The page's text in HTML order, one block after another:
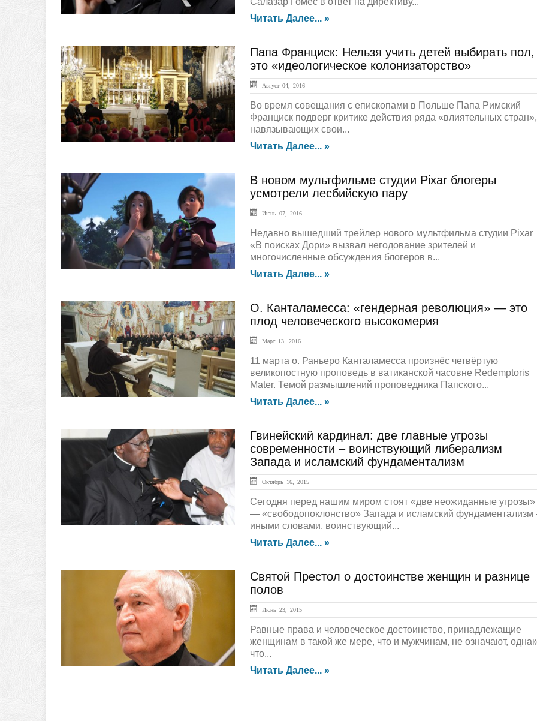
Читать Далее... »
ГЛАВНАЯ
Папа Франциск: Нельзя учить детей выбирать пол,
это «идеологическое колонизаторство»
Август 04, 2016
Во время совещания с епископами в Польше Папа Римский
Франциск подверг критике действия ряда «влиятельных стран»,
навязывающих свои...
Читать Далее... »
Обзор СМИ
В новом мультфильме студии Pixar блогеры
усмотрели лесбийскую пару
Июнь 07, 2016
Недавно вышедший трейлер нового мультфильма студии Pixar
«В поисках Дори» вызвал негодование зрителей и
многочисленные обсуждения блогеров в...
Читать Далее... »
ЛЕНТА НОВОСТЕЙ
О. Канталамесса: «гендерная революция» — это
плод человеческого высокомерия
Март 13, 2016
11 марта о. Раньеро Канталамесса произнёс четвёртую
великопостную проповедь в ватиканской часовне Redemptoris
Mater. Темой размышлений проповедника Папского...
Читать Далее... »
ЛЕНТА НОВОСТЕЙ
Гвинейский кардинал: две главные угрозы
современности – воинствующий либерализм
Запада и исламский фундаментализм
Октябрь 16, 2015
Сегодня перед нашим миром стоят «две неожиданные угрозы»
— «свободопоклонство» Запада и исламский фундаментализм
иными словами, воинствующий...
Читать Далее... »
ЛЕНТА НОВОСТЕЙ
Святой Престол о достоинстве женщин и разнице
полов
Июнь 23, 2015
Равные права и человеческое достоинство, принадлежащие
женщинам в такой же мере, что и мужчинам, не означают,
что...
Читать Далее... »